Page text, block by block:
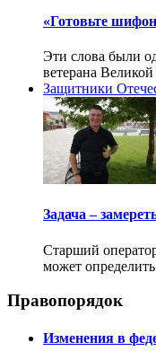
«Готовьте
Эти слова были
ветерана
Защитники
Задача –
Старший
может
Правопорядок
Изменения в